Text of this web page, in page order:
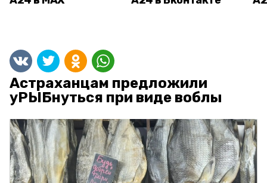
Астраханцам предложили
уРЫБнуться при виде воблы